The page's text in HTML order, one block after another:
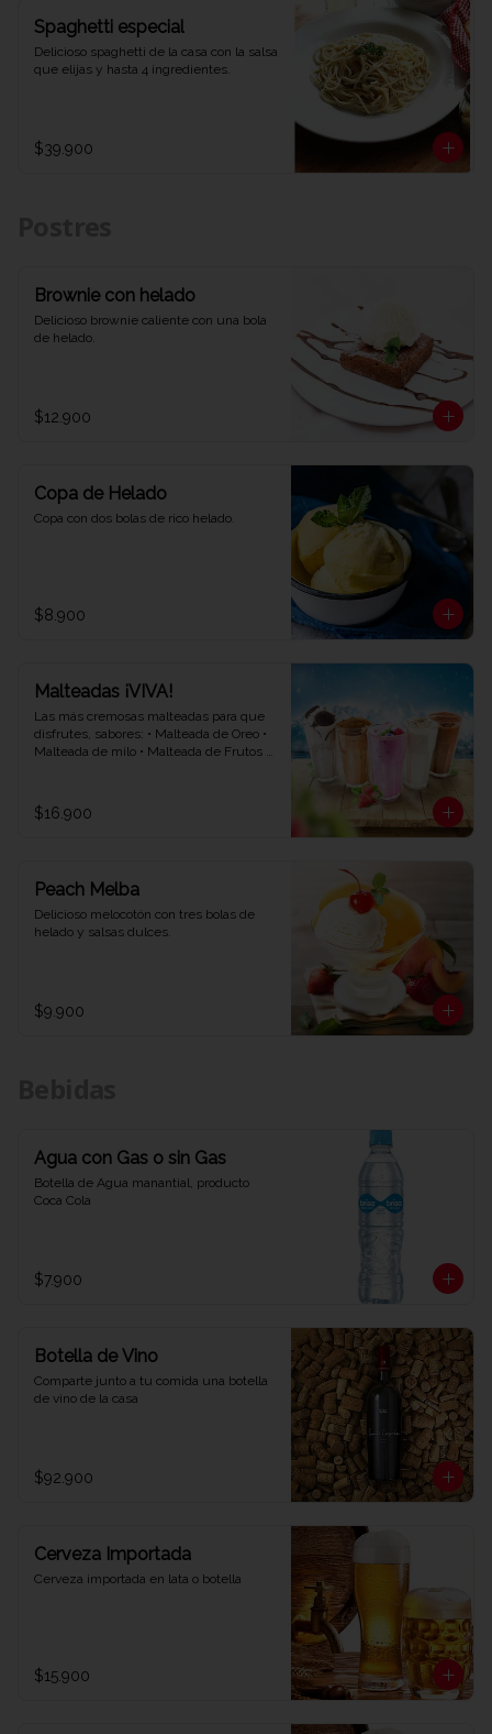
Spaghetti especial
Delicioso spaghetti de la casa con la salsa
que elijas y hasta 4 ingredientes.
$39.900
Brownie con helado
Delicioso brownie caliente con una bola
de helado.
$12.900
Copa de Helado
Copa con dos bolas de rico helado.
$8.900
Malteadas ¡VIVA!
Las más cremosas malteadas para que
disfrutes, sabores: • Malteada de Oreo •
Malteada de milo • Malteada de Frutos
$16.900
Peach Melba
Delicioso melocotón con tres bolas de
helado y salsas dulces.
$9.900
Agua con Gas o sin Gas
Botella de Agua manantial, producto
Coca Cola
$7.900
Botella de Vino
Comparte junto a tu comida una botella
de vino de la casa
$92.900
Cerveza Importada
Cerveza importada en lata o botella
$15.900